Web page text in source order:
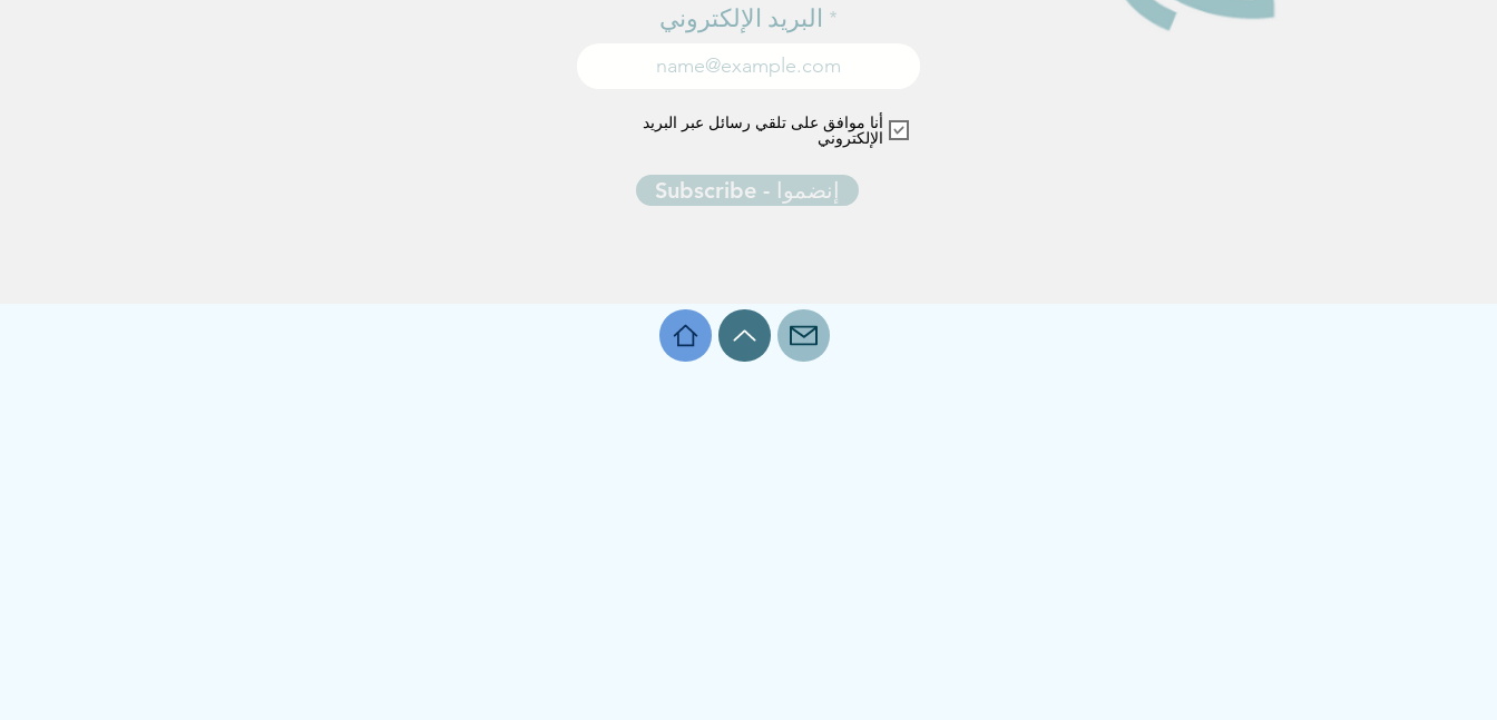
البريد الإلكتروني
أنا موافق على تلقي رسائل عبر البريد
الإلكتروني
Subscribe - إنضموا